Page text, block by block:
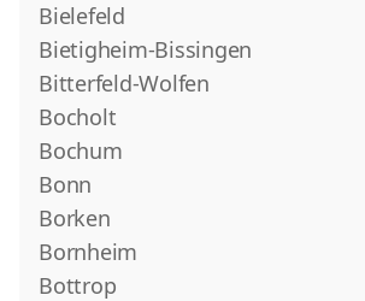
Bielefeld
Bietigheim-Bissingen
Bitterfeld-Wolfen
Bocholt
Bochum
Bonn
Borken
Bornheim
Bottrop